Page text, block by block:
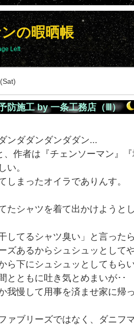
の暇晒帳
Left
防施工 by 一条工務店（Ⅲ）
ンダダンダンダダン...
、作者は『チェンソーマン』
い。
しまったオイラでありんす。
たシャツを着て出かけようと
してるシャツ臭い」と言った
ズあるからシュシュッとして
ら下にシュシュッとしても
とともに吐き気とめまいが･･
我慢して用事を済ませ家に帰
ァブリーズではなく、ダニフ